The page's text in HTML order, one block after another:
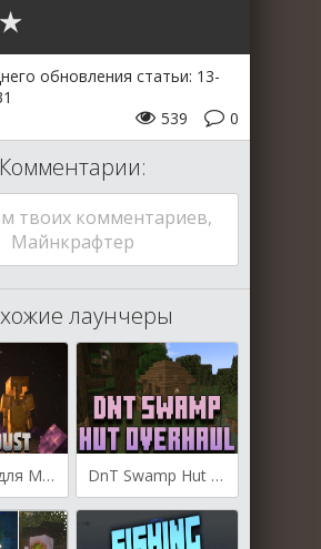
обновления статьи: 13-
0
539
Комментарии:
твоих комментариев,
Майнкрафтер
лаунчеры
Cave Dust для Майнкрафт [1.20.4, 1.20.2, 1.20.1] DnT Swamp Hut Overhaul для Майнкрафт [1.20.4, 1.20.2, 1.20.1]